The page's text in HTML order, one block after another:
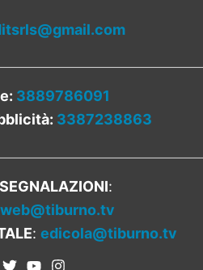
3889786091
3387238863
SEGNALAZIONI:
: edicola@tiburno.tv